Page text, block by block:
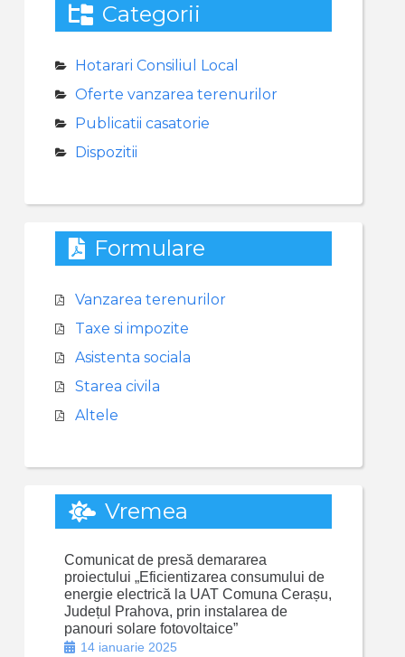
Categorii
Hotarari Consiliul Local
Oferte vanzarea terenurilor
Publicatii casatorie
Dispozitii
Formulare
Vanzarea terenurilor
Taxe si impozite
Asistenta sociala
Starea civila
Altele
Vremea
Comunicat de presă demararea
proiectului „Eficientizarea consumului de
energie electrică la UAT Comuna Cerașu,
Județul Prahova, prin instalarea de
panouri solare fotovoltaice”
14 ianuarie 2025